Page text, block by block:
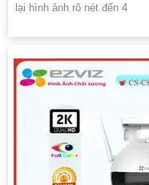
lại hình ảnh rõ nét đến 4